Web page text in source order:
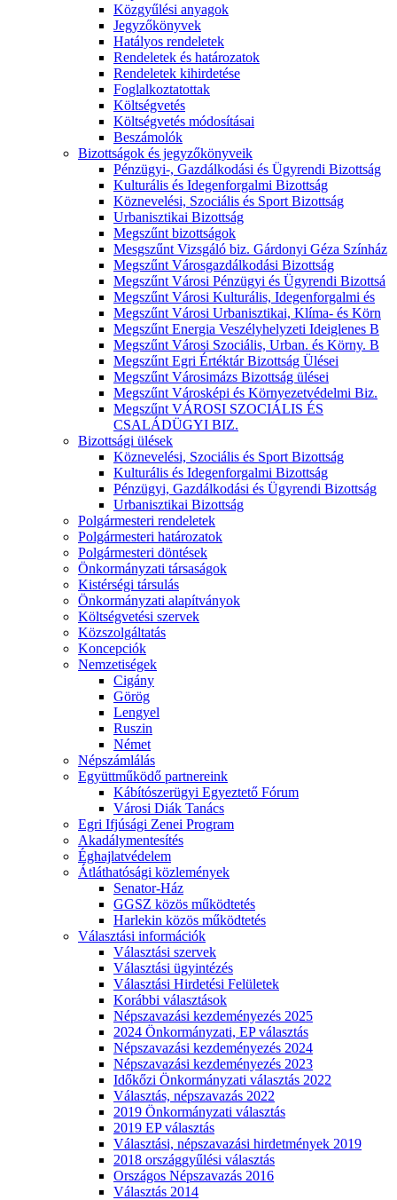
Közgyűlési anyagok
Jegyzőkönyvek
Hatályos rendeletek
Rendeletek és határozatok
Rendeletek kihirdetése
Foglalkoztatottak
Költségvetés
Költségvetés módosításai
Beszámolók
Bizottságok és jegyzőkönyveik
Pénzügyi-, Gazdálkodási és Ügyrendi Bizottság
Kulturális és Idegenforgalmi Bizottság
Köznevelési, Szociális és Sport Bizottság
Urbanisztikai Bizottság
Megszűnt bizottságok
Mesgszűnt Vizsgáló biz. Gárdonyi Géza Színház
Megszűnt Városgazdálkodási Bizottság
Megszűnt Városi Pénzügyi és Ügyrendi Bizottsá
Megszűnt Városi Kulturális, Idegenforgalmi és
Megszűnt Városi Urbanisztikai, Klíma- és Körn
Megszűnt Energia Veszélyhelyzeti Ideiglenes B
Megszűnt Városi Szociális, Urban. és Körny. B
Megszűnt Egri Értéktár Bizottság Ülései
Megszűnt Városimázs Bizottság ülései
Megszűnt Városképi és Környezetvédelmi Biz.
Megszűnt VÁROSI SZOCIÁLIS ÉS
CSALÁDÜGYI BIZ.
Bizottsági ülések
Köznevelési, Szociális és Sport Bizottság
Kulturális és Idegenforgalmi Bizottság
Pénzügyi, Gazdálkodási és Ügyrendi Bizottság
Urbanisztikai Bizottság
Polgármesteri rendeletek
Polgármesteri határozatok
Polgármesteri döntések
Önkormányzati társaságok
Kistérségi társulás
Önkormányzati alapítványok
Költségvetési szervek
Közszolgáltatás
Koncepciók
Nemzetiségek
Cigány
Görög
Lengyel
Ruszin
Német
Népszámlálás
Együttműködő partnereink
Kábítószerügyi Egyeztető Fórum
Városi Diák Tanács
Egri Ifjúsági Zenei Program
Akadálymentesítés
Éghajlatvédelem
Átláthatósági közlemények
Senator-Ház
GGSZ közös működtetés
Harlekin közös működtetés
Választási információk
Választási szervek
Választási ügyintézés
Választási Hirdetési Felületek
Korábbi választások
Népszavazási kezdeményezés 2025
2024 Önkormányzati, EP választás
Népszavazási kezdeményezés 2024
Népszavazási kezdeményezés 2023
Időkőzi Önkormányzati választás 2022
Választás, népszavazás 2022
2019 Önkormányzati választás
2019 EP választás
Választási, népszavazási hirdetmények 2019
2018 országgyűlési választás
Országos Népszavazás 2016
Választás 2014